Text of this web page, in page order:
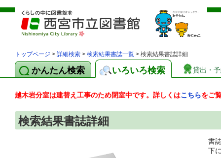
トップページ > 詳細検索 > 検索結果書誌一覧 > 検索結果書誌詳細
かんたん検索 いろいろ検索 貸出・
越木岩分室は建替え工事のため閉室中です。詳しくはこちらをご
検索結果書誌詳細
書
下